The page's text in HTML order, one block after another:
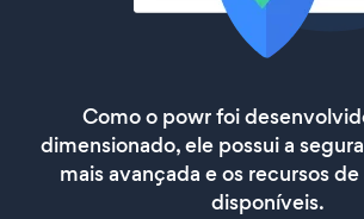
Como o powr foi
dimensionado, ele possui a
mais avançada e os recursos
disponíveis.